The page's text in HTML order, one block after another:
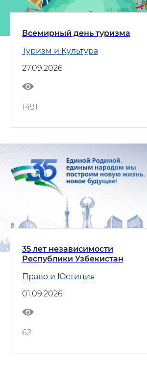
Всемирный день туризма
Туризм и Культура
27.09.2026
1491
35 лет независимости
Республики Узбекистан
Право и Юстиция
01.09.2026
62